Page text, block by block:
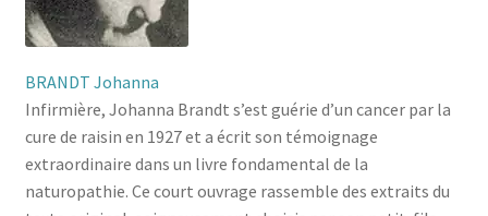
BRANDT Johanna
Infirmière, Johanna Brandt s’est guérie d’un cancer par la
cure de raisin en 1927 et a écrit son témoignage
extraordinaire dans un livre fondamental de la
naturopathie. Ce court ouvrage rassemble des extraits du